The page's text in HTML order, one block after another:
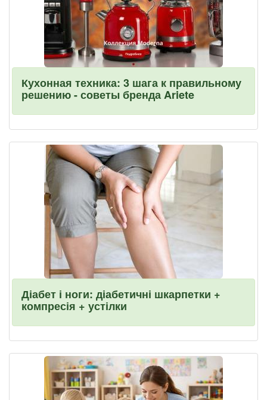
Кухонная техника: 3 шага к правильному
решению - советы бренда Ariete
Діабет і ноги: діабетичні шкарпетки +
компресія + устілки